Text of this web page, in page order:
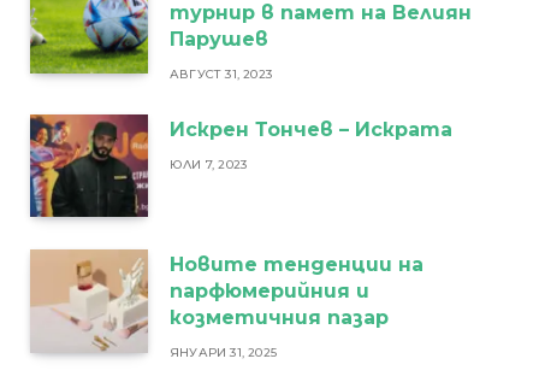
турнир в памет на Велиян
Парушев
АВГУСТ 31, 2023
Искрен Тончев – Искрата
ЮЛИ 7, 2023
Новите тенденции на
парфюмерийния и
козметичния пазар
ЯНУАРИ 31, 2025